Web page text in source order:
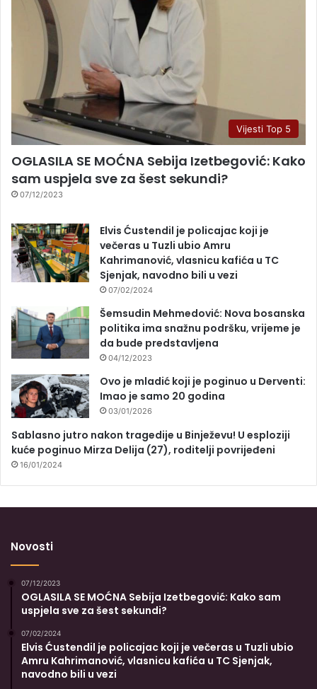
Vijesti Top 5
OGLASILA SE MOĆNA Sebija Izetbegović: Kako
sam uspjela sve za šest sekundi?
07/12/2023
Elvis Ćustendil je policajac koji je
večeras u Tuzli ubio Amru
Kahrimanović, vlasnicu kafića u TC
Sjenjak, navodno bili u vezi
07/02/2024
Šemsudin Mehmedović: Nova bosanska
politika ima snažnu podršku, vrijeme je
da bude predstavljena
04/12/2023
Ovo je mladić koji je poginuo u Derventi:
Imao je samo 20 godina
03/01/2026
Sablasno jutro nakon tragedije u Binježevu! U esploziji
kuće poginuo Mirza Delija (27), roditelji povrijeđeni
16/01/2024
Novosti
07/12/2023
OGLASILA SE MOĆNA Sebija Izetbegović: Kako sam
uspjela sve za šest sekundi?
07/02/2024
Elvis Ćustendil je policajac koji je večeras u Tuzli ubio
Amru Kahrimanović, vlasnicu kafića u TC Sjenjak,
navodno bili u vezi